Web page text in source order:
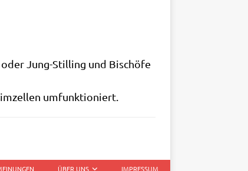
Jung-Stil­ling und Bischö­fe
umfunktioniert.
ÜBER UNS IMPRESSUM